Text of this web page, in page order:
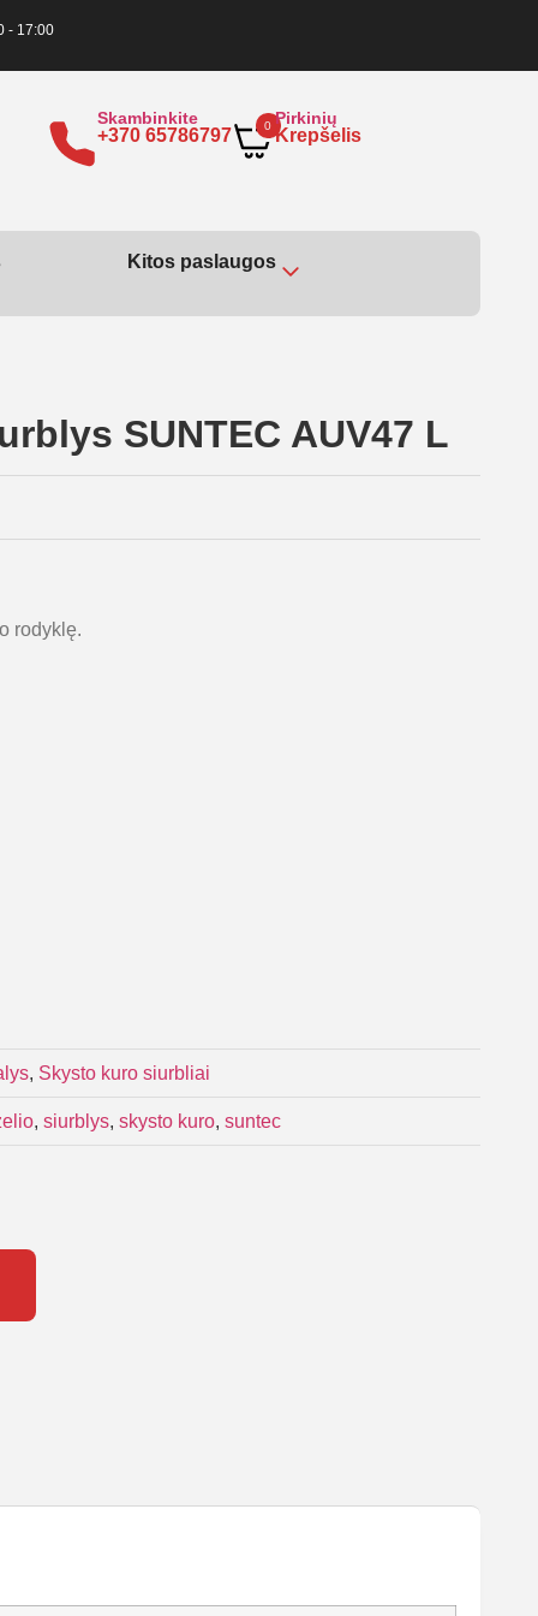
- 17:00
Skambinkite
+370 65786797 0 Pirkinių
Krepšelis
Kitos paslaugos
SUNTEC AUV47 L
rodyklę.
, Skysto kuro siurbliai
, siurblys, skysto kuro, suntec